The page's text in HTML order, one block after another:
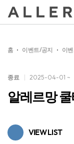
홈 이벤트/공지 이
종료 2025-04-01 ~
알레르망
VIEW LIST